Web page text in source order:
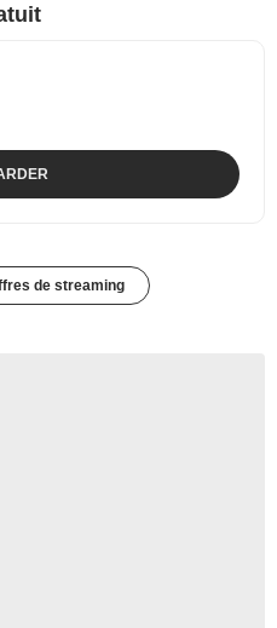
de streaming